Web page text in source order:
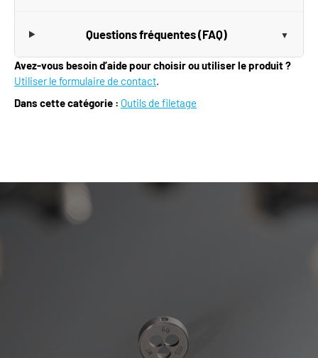
Questions fréquentes (FAQ)
Avez-vous besoin d’aide pour choisir ou utiliser le produit ?
Utiliser le formulaire de contact.
Dans cette catégorie : Outils de filetage